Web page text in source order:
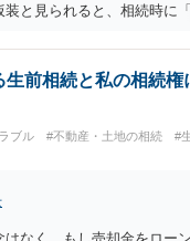
と見られると、相続時に
としては、 ①信託（家族信
者（信頼できる友人や専門
費・介護費に優先充当 ・残
。相続ではなく信託帰属に
②遺言＋生命保険の組合
を友人・団体にした保険
留分対策にも有効と思われ
を条件に、死亡時に財産を
老後の安心を担保できます
生前相続と私の相続権
ブル #不動産・土地の相続 #
はなく、もし売却金をロー